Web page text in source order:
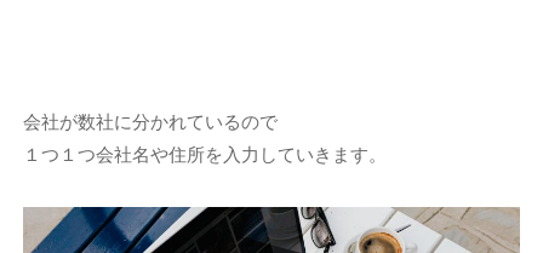
会社が数社に分かれているので
１つ１つ会社名や住所を入力していきます。